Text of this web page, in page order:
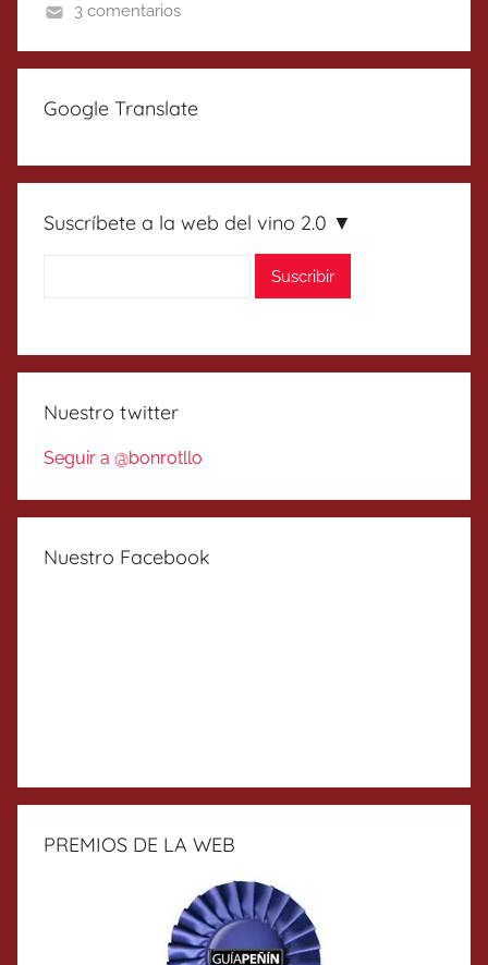
3 comentarios
Google Translate
Suscríbete a la web del vino 2.0 ▼
Nuestro twitter
Seguir a @bonrotllo
Nuestro Facebook
PREMIOS DE LA WEB